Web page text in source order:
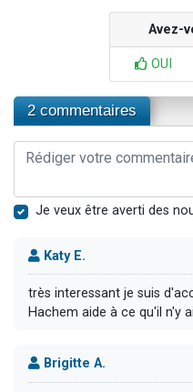
Avez-
OUI
2 commentaires
Je veux être averti des
Katy E.
très interessant je suis
Hachem aide à ce qu'il n'y
Brigitte A.